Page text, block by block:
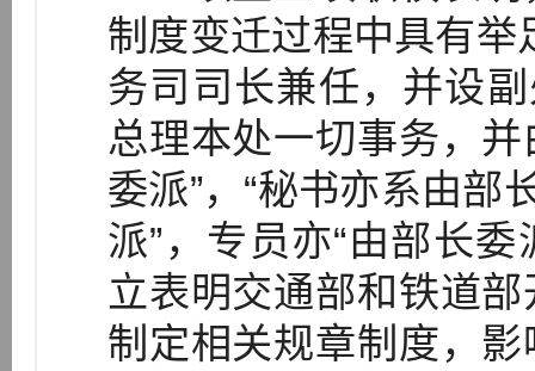
制度变迁过程中具有举
务司司长兼任，并设
总理本处一切事务，
委派”，“秘书亦系由部
派”，专员亦“由部长
立表明交通部和铁道
制定相关规章制度，